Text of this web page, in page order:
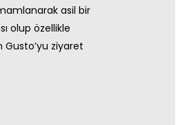
asil bir
olup özellikle
ziyaret